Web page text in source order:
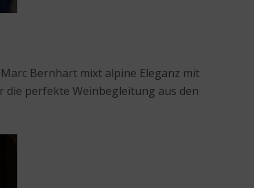
Bernhart mixt alpine Eleganz mit
die perfekte Weinbegleitung aus den